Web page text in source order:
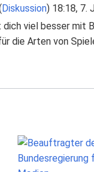
Diskussion) 18:18, 7.
dich viel besser
die Arten von